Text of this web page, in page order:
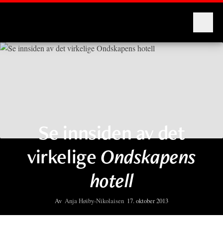
Se innsiden av det
virkeligeOndskapens
hotell
Av Anja Høiby-Nikolaisen 17. oktober 2013